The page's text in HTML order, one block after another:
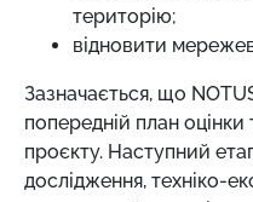
територію;
відновити
Зазначається, що
попередній план
проєкту. Наступний
дослідження, техніко-